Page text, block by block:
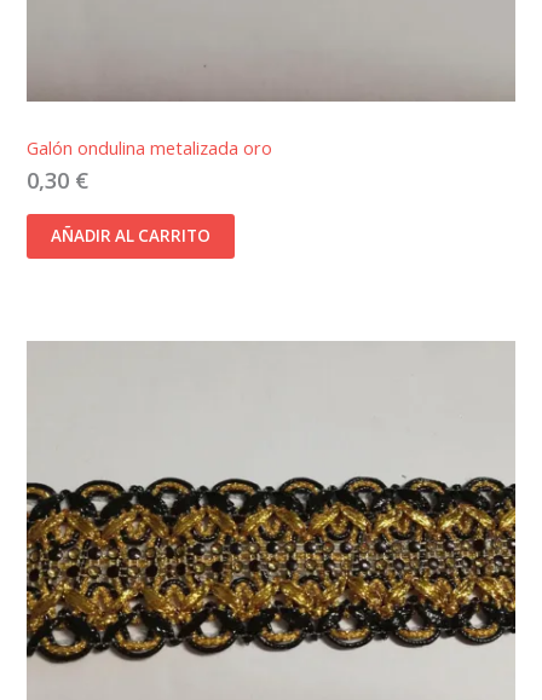
Galón ondulina metalizada oro
0,30 €
AÑADIR AL CARRITO